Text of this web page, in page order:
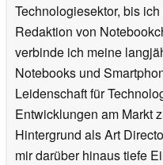
Technologiesektor, bis
Redaktion von
verbinde ich meine
Notebooks und
Leidenschaft für
Entwicklungen am Markt
Hintergrund als Art
mir darüber hinaus tiefe